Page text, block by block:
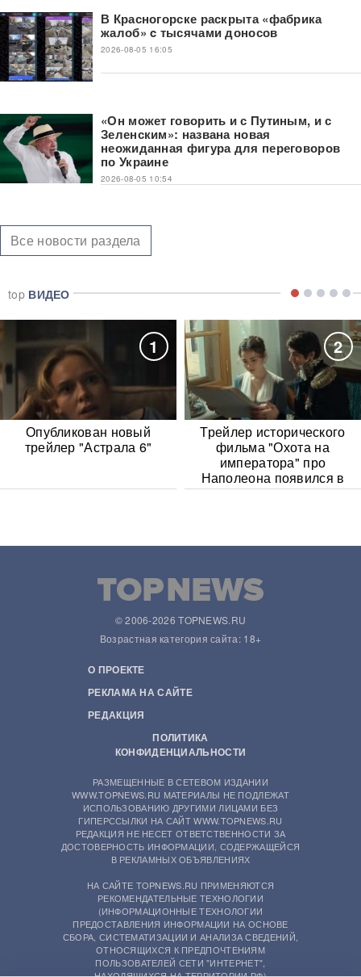
В Красногорске раскрыта «фабрика
жалоб» c тысячами доносов
2026-08-05 16:05
«Он может говорить и с Путиным, и с
Зеленским»: названа новая
неожиданная фигура для переговоров
по Украине
2026-08-05 10:54
Все новости раздела
top ВИДЕО
1
Опубликован новый
трейлер "Астрала 6"
2
Трейлер исторического
фильма "Охота на
императора" про
Наполеона появился в
Сети
© 2006-2026 TOPNEWS.RU
Возрастная категория сайта: 18+
О ПРОЕКТЕ
РЕКЛАМА НА САЙТЕ
РЕДАКЦИЯ
ПОЛИТИКА
КОНФИДЕНЦИАЛЬНОСТИ
РАЗМЕЩЕННЫЕ В СЕТЕВОМ ИЗДАНИИ
WWW.TOPNEWS.RU МАТЕРИАЛЫ НЕ ПОДЛЕЖАТ
ИСПОЛЬЗОВАНИЮ ДРУГИМИ ЛИЦАМИ БЕЗ
ГИПЕРССЫЛКИ НА САЙТ WWW.TOPNEWS.RU
РЕДАКЦИЯ НЕ НЕСЕТ ОТВЕТСТВЕННОСТИ ЗА
ДОСТОВЕРНОСТЬ ИНФОРМАЦИИ, СОДЕРЖАЩЕЙСЯ
В РЕКЛАМНЫХ ОБЪЯВЛЕНИЯХ
НА САЙТЕ TOPNEWS.RU ПРИМЕНЯЮТСЯ
РЕКОМЕНДАТЕЛЬНЫЕ ТЕХНОЛОГИИ
(ИНФОРМАЦИОННЫЕ ТЕХНОЛОГИИ
ПРЕДОСТАВЛЕНИЯ ИНФОРМАЦИИ НА ОСНОВЕ
СБОРА, СИСТЕМАТИЗАЦИИ И АНАЛИЗА СВЕДЕНИЙ,
ОТНОСЯЩИХСЯ К ПРЕДПОЧТЕНИЯМ
ПОЛЬЗОВАТЕЛЕЙ СЕТИ "ИНТЕРНЕТ",